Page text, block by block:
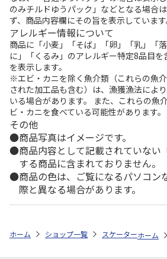
のみチルドゆうパック」などとなる場合
ず、商品内容欄にその旨を表示しています
アレルギー情報について
商品に「小麦」「そば」「卵」「乳」「
に」「くるみ」のアレルギー特定8品目
を表示します。
※エビ・カニを除く魚介類（これらの魚
された加工品も含む）は、漁獲漁法によ
いる場合があります。 また、これらの魚
ビ・カニを食べている可能性があります。
その他
商品写真はイメージです。
商品内容として記載されていない
する商品に含まれておりません。
商品の色は、ご覧になるパソコン
際と異なる場合があります。
ホーム ショップ一覧 スケーター 食
ホーム